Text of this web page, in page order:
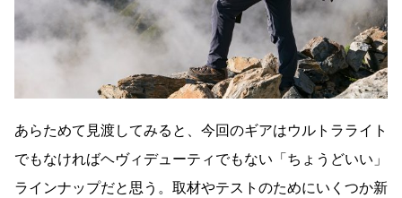
あらためて見渡してみると、今回のギアはウルトラライト
でもなければヘヴィデューティでもない「ちょうどいい」
ラインナップだと思う。取材やテストのためにいくつか新